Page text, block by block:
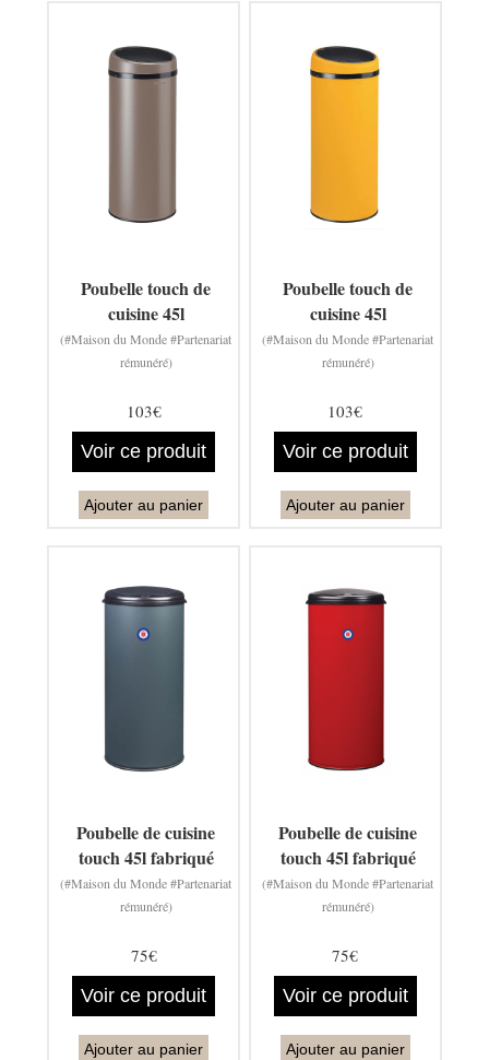
Poubelle touch de
cuisine 45l
(#Maison du Monde #Partenariat
rémunéré)
103€
Voir ce produit
Ajouter au panier
Poubelle touch de
cuisine 45l
(#Maison du Monde #Partenariat
rémunéré)
103€
Voir ce produit
Ajouter au panier
Poubelle de cuisine
touch 45l fabriqué
(#Maison du Monde #Partenariat
rémunéré)
75€
Voir ce produit
Ajouter au panier
Poubelle de cuisine
touch 45l fabriqué
(#Maison du Monde #Partenariat
rémunéré)
75€
Voir ce produit
Ajouter au panier